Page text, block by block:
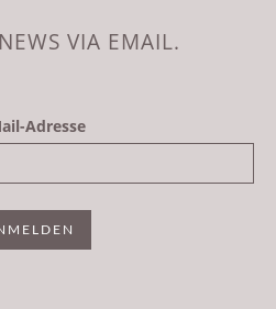
VIA EMAIL.
Adresse